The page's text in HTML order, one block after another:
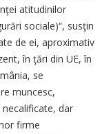
atitudinilor
sociale)“, susţin
de ei, aproximativ
în ţări din UE, în
se
muncesc,
dar
firme